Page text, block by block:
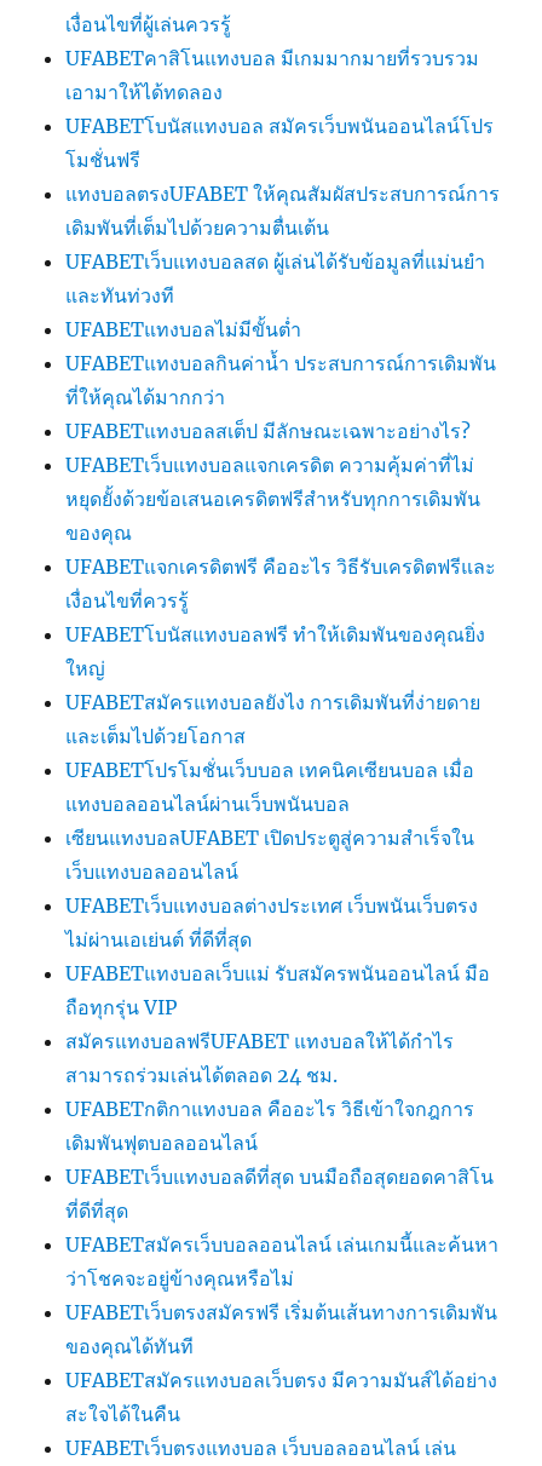
เงื่อนไขที่ผู้เล่นควรรู้
UFABETคาสิโนแทงบอล มีเกมมากมายที่รวบรวม
เอามาให้ได้ทดลอง
UFABETโบนัสแทงบอล สมัครเว็บพนันออนไลน์โปร
โมชั่นฟรี
แทงบอลตรงUFABET ให้คุณสัมผัสประสบการณ์การ
เดิมพันที่เต็มไปด้วยความตื่นเต้น
UFABETเว็บแทงบอลสด ผู้เล่นได้รับข้อมูลที่แม่นยำ
และทันท่วงที
UFABETแทงบอลไม่มีขั้นต่ำ
UFABETแทงบอลกินค่าน้ำ ประสบการณ์การเดิมพัน
ที่ให้คุณได้มากกว่า
UFABETแทงบอลสเต็ป มีลักษณะเฉพาะอย่างไร?
UFABETเว็บแทงบอลแจกเครดิต ความคุ้มค่าที่ไม่
หยุดยั้งด้วยข้อเสนอเครดิตฟรีสำหรับทุกการเดิมพัน
ของคุณ
UFABETแจกเครดิตฟรี คืออะไร วิธีรับเครดิตฟรีและ
เงื่อนไขที่ควรรู้
UFABETโบนัสแทงบอลฟรี ทำให้เดิมพันของคุณยิ่ง
ใหญ่
UFABETสมัครแทงบอลยังไง การเดิมพันที่ง่ายดาย
และเต็มไปด้วยโอกาส
UFABETโปรโมชั่นเว็บบอล เทคนิคเซียนบอล เมื่อ
แทงบอลออนไลน์ผ่านเว็บพนันบอล
เซียนแทงบอลUFABET เปิดประตูสู่ความสำเร็จใน
เว็บแทงบอลออนไลน์
UFABETเว็บแทงบอลต่างประเทศ เว็บพนันเว็บตรง
ไม่ผ่านเอเย่นต์ ที่ดีที่สุด
UFABETแทงบอลเว็บแม่ รับสมัครพนันออนไลน์ มือ
ถือทุกรุ่น VIP
สมัครแทงบอลฟรีUFABET แทงบอลให้ได้กำไร
สามารถร่วมเล่นได้ตลอด 24 ชม.
UFABETกติกาแทงบอล คืออะไร วิธีเข้าใจกฎการ
เดิมพันฟุตบอลออนไลน์
UFABETเว็บแทงบอลดีที่สุด บนมือถือสุดยอดคาสิโน
ที่ดีที่สุด
UFABETสมัครเว็บบอลออนไลน์ เล่นเกมนี้และค้นหา
ว่าโชคจะอยู่ข้างคุณหรือไม่
UFABETเว็บตรงสมัครฟรี เริ่มต้นเส้นทางการเดิมพัน
ของคุณได้ทันที
UFABETสมัครแทงบอลเว็บตรง มีความมันส์ได้อย่าง
สะใจได้ในคืน
UFABETเว็บตรงแทงบอล เว็บบอลออนไลน์ เล่น